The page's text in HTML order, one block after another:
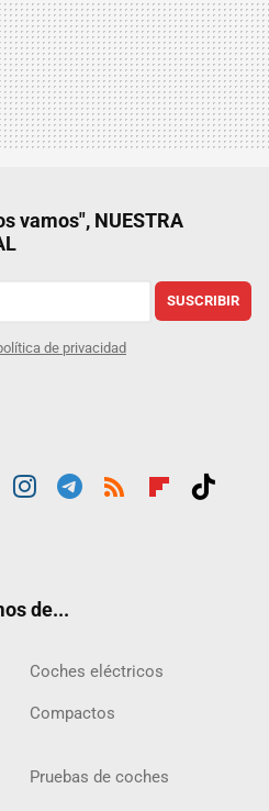
vamos", NUESTRA
SUSCRIBIR
de privacidad
de...
Coches eléctricos
Compactos
Pruebas de coches